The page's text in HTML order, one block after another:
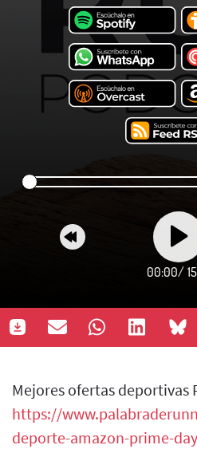
00:00/
Mejores ofertas deportivas
https://
deporte-amazon-prime-